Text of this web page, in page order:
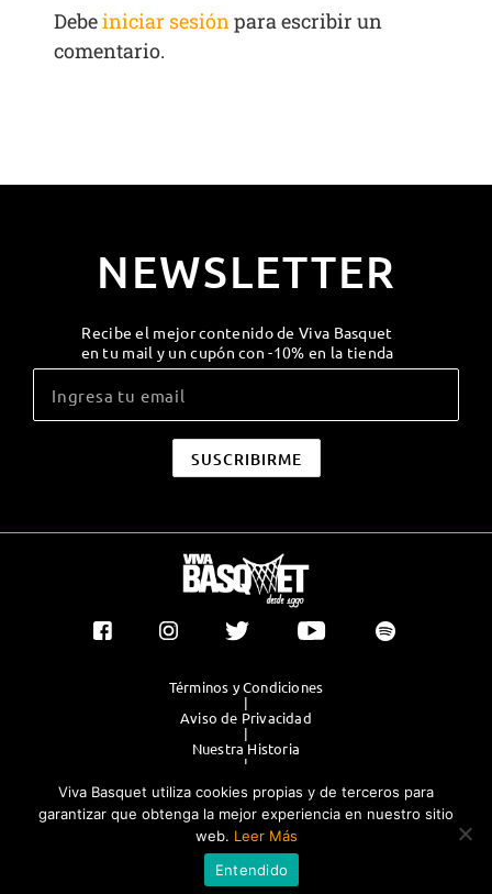
Debeiniciar sesiónpara escribir un
comentario.
NEWSLETTER
Recibe el mejor contenido de Viva Basquet
en tu mail y un cupón con -10% en la tienda
Términos y Condiciones
|
Aviso de Privacidad
|
Nuestra Historia
|
|
Publicidad
®TODOS LOS DERECHOS RESERVADOS 2023. GRUPO OLIMPIA
EDITORES.
Viva Basquet utiliza cookies propias y de terceros para
garantizar que obtenga la mejor experiencia en nuestro sitio
web. Leer Más
Entendido